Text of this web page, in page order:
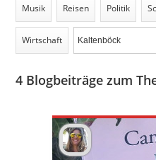
Musik Reisen Politik
Wirtschaft
4 Blogbeiträge zum